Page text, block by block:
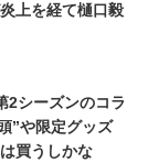
上を経て樋口毅
2シーズンのコラ
”や限定グッズ
買うしかな